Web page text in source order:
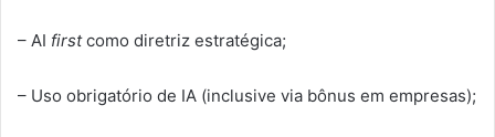
– AI firstcomo diretriz estratégica;
– Uso obrigatório de IA (inclusive via bônus em empresas);